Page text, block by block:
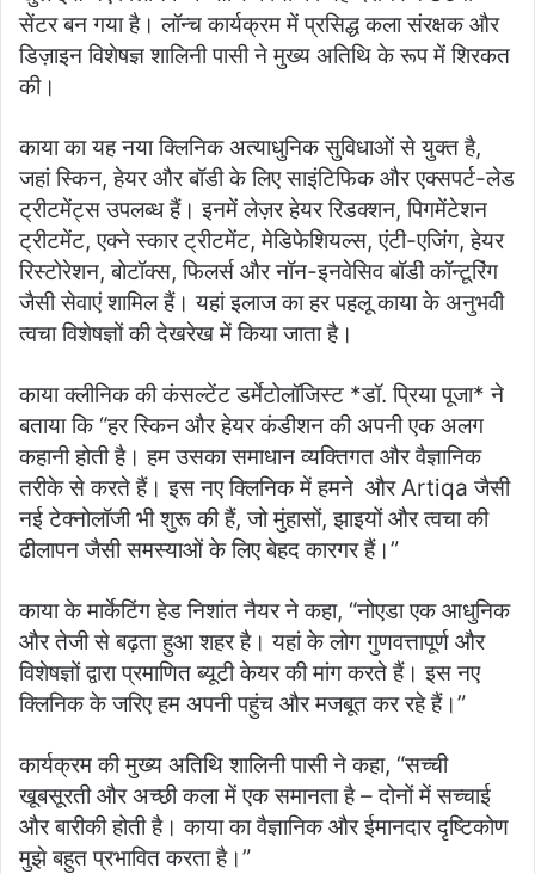
सेंटर बन गया है। लॉन्च कार्यक्रम में प्रसिद्ध कला संरक्षक और
डिज़ाइन विशेषज्ञ शालिनी पासी ने मुख्य अतिथि के रूप में शिरकत
की।
काया का यह नया क्लिनिक अत्याधुनिक सुविधाओं से युक्त है,
जहां स्किन, हेयर और बॉडी के लिए साइंटिफिक और एक्सपर्ट-लेड
ट्रीटमेंट्स उपलब्ध हैं। इनमें लेज़र हेयर रिडक्शन, पिगमेंटेशन
ट्रीटमेंट, एक्ने स्कार ट्रीटमेंट, मेडिफेशियल्स, एंटी-एजिंग, हेयर
रिस्टोरेशन, बोटॉक्स, फिलर्स और नॉन-इनवेसिव बॉडी कॉन्टूरिंग
जैसी सेवाएं शामिल हैं। यहां इलाज का हर पहलू काया के अनुभवी
त्वचा विशेषज्ञों की देखरेख में किया जाता है।
काया क्लीनिक की कंसल्टेंट डर्मेटोलॉजिस्ट *डॉ. प्रिया पूजा* ने
बताया कि “हर स्किन और हेयर कंडीशन की अपनी एक अलग
कहानी होती है। हम उसका समाधान व्यक्तिगत और वैज्ञानिक
तरीके से करते हैं। इस नए क्लिनिक में हमने और Artiqa जैसी
नई टेक्नोलॉजी भी शुरू की हैं, जो मुंहासों, झाइयों और त्वचा की
ढीलापन जैसी समस्याओं के लिए बेहद कारगर हैं।”
काया के मार्केटिंग हेड निशांत नैयर ने कहा, “नोएडा एक आधुनिक
और तेजी से बढ़ता हुआ शहर है। यहां के लोग गुणवत्तापूर्ण और
विशेषज्ञों द्वारा प्रमाणित ब्यूटी केयर की मांग करते हैं। इस नए
क्लिनिक के जरिए हम अपनी पहुंच और मजबूत कर रहे हैं।”
कार्यक्रम की मुख्य अतिथि शालिनी पासी ने कहा, “सच्ची
खूबसूरती और अच्छी कला में एक समानता है – दोनों में सच्चाई
और बारीकी होती है। काया का वैज्ञानिक और ईमानदार दृष्टिकोण
मुझे बहुत प्रभावित करता है।”